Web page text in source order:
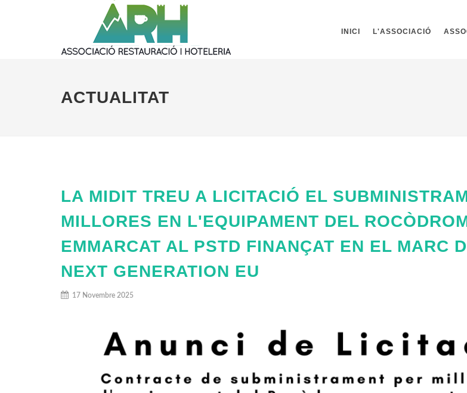
INICI L'ASSOCIACIÓ
ACTUALITAT
LA MIDIT TREU A LICITACIÓ EL
MILLORES EN L'EQUIPAMENT DEL
EMMARCAT AL PSTD FINANÇAT EN EL MARC
NEXT GENERATION EU
17 Novembre 2025